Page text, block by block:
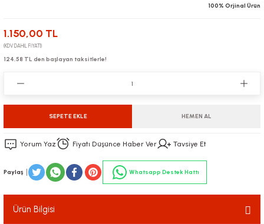
100% Orjinal Ürün
1.150,00 TL
(KDV DAHİL FİYATI)
124,58 TL den başlayan taksitlerle!
SEPETE EKLE HEMEN AL
Yorum Yaz Fiyatı Düşünce Haber Ver Tavsiye Et
Paylaş Whatsapp Destek Hattı
Ürün Bilgisi